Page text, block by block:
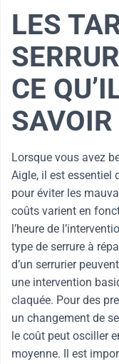
LES
CE
SAVOIR
Lorsque vous avez
Aigle, il est essentiel
pour éviter les
coûts varient en
l’heure de
type de serrure à
d’un serrurier
une intervention
claquée. Pour des
un changement de
le coût peut osciller
moyenne. Il est